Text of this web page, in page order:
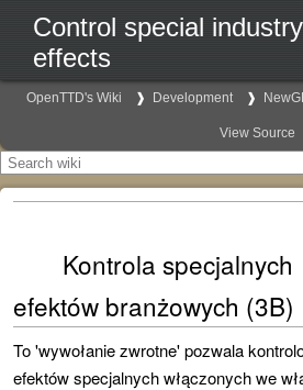
Control special industry
effects
OpenTTD's Wiki Development
View Source
Kontrola specjalnych
efektów branżowych (3B)
To'wywołanie zwrotne'pozwala
efektów specjalnych włączonych we